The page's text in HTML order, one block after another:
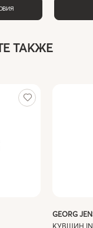
ТАКЖЕ
GEORG
КУВШИН